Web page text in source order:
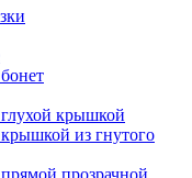
крышкой
из гнутого
прозрачной